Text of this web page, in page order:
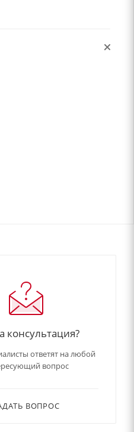
консультация?
ответят на любой
вопрос
ВОПРОС